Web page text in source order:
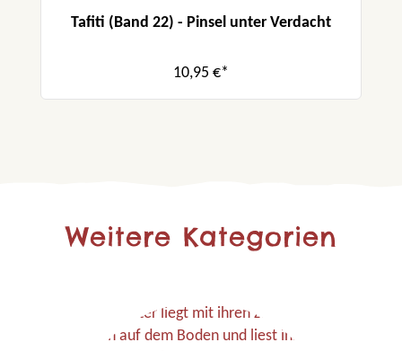
Tafiti (Band 22) - Pinsel unter Verdacht
10,95 €*
Weitere Kategorien